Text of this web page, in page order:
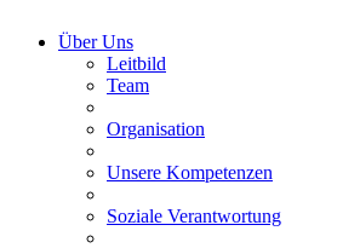
Über Uns
Leitbild
Team
Organisation
Unsere Kompetenzen
Soziale Verantwortung